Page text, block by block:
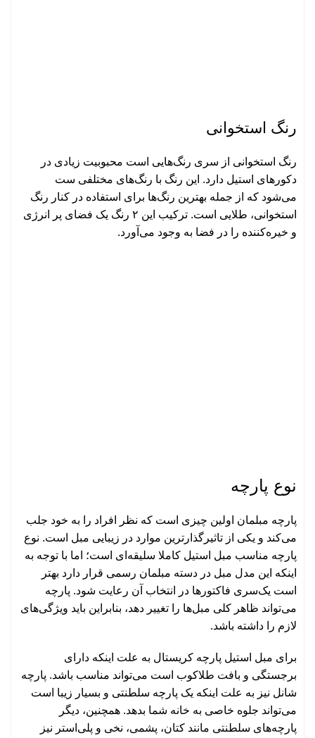
رنگ استخوانی
رنگ استخوانی از سری رنگ‌هایی است محبوبیت زیادی در
دکورهای استیل دارد. این رنگ با رنگ‌های مختلفی ست
می‌شود که از جمله بهترین رنگ‌ها برای استفاده در کنار رنگ
استخوانی، طلایی است. ترکیب این ۲ رنگ یک فضای پر انرژی
و خیره‌کننده را در فضا به وجود می‌آورد.
نوع پارچه
پارچه مبلمان اولین چیزی است که نظر افراد را به خود جلب
می‌کند و یکی از تاثیرگذارترین موارد در زیبایی مبل است. نوع
پارچه مناسب مبل استیل کاملا سلیقه‌ای است؛ اما با توجه به
اینکه این مدل مبل در دسته مبلمان رسمی قرار دارد بهتر
است یک‌سری فاکتورها در انتخاب آن رعایت شود. پارچه
می‌تواند ظاهر کلی مبل‌ها را تغییر دهد، بنابراین باید ویژگی‌های
لازم را داشته باشد.
برای مبل استیل پارچه کریستال به علت اینکه دارای
برجستگی و بافت طلاکوب است می‌تواند مناسب باشد. پارچه
شانل نیز به علت اینکه یک پارچه سلطنتی و بسیار زیبا است
می‌تواند جلوه خاصی به خانه شما بدهد. همچنین، دیگر
پارچه‌های سلطنتی مانند کتان، پشمی، نخی و پلی‌استر نیز